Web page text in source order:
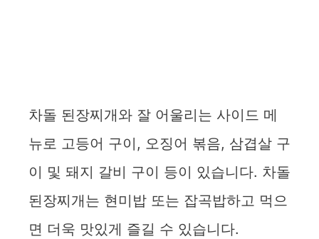
차돌 된장찌개와 잘 어울리는 사이드 메
뉴로 고등어 구이, 오징어 볶음, 삼겹살 구
이 및 돼지 갈비 구이 등이 있습니다. 차돌
된장찌개는 현미밥 또는 잡곡밥하고 먹으
면 더욱 맛있게 즐길 수 있습니다.